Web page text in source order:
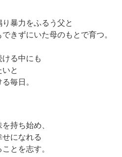
暴力をふるう父と
きずにいた母のもとで育つ。
る中にも
と
毎日。
持ち始め、
になれる
とを志す。